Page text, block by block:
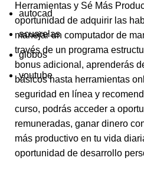
Herramientas y Sé Más
oportunidad de adquirir las
manejar un computador de
través de un programa
bonus adicional, aprenderás
básicos hasta herramientas
seguridad en línea y
curso, podrás acceder a
remuneradas, ganar dinero
más productivo en tu vida
oportunidad de desarrollo
autocad
acuarelas
globos
youtube